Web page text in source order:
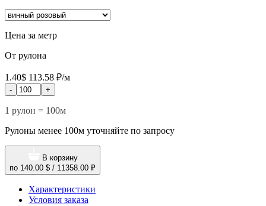
Цена за метр
От рулона
1.40$ 113.58 ₽/м
- +
1 рулон = 100м
Рулоны менее 100м уточняйте по запросу
В корзину
по 140.00 $ / 11358.00 ₽
Характеристики
Условия заказа